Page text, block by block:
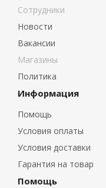
Сотрудники
Новости
Вакансии
Магазины
Политика
Информация
Помощь
Условия оплаты
Условия доставки
Гарантия на товар
Помощь